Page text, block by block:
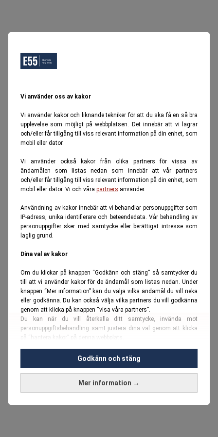
Vi använder oss av kakor
Vi använder kakor och liknande tekniker för att du ska få en så bra
upplevelse som möjligt på webbplatsen. Det innebär att vi lagrar
och/eller får tillgång till viss relevant information på din enhet, som
mobil eller dator.
Vi använder också kakor från olika partners för vissa av
ändamålen som listas nedan som innebär att vår partners
och/eller får tillgång till viss relevant information på din enhet, som
mobil eller dator. Vi och våra partners använder.
Användning av kakor innebär att vi behandlar personuppgifter som
IP-adress, unika identifierare och beteendedata. Vår behandling av
personuppgifter sker med samtycke eller berättigat intresse som
laglig grund.
Dina val av kakor
Om du klickar på knappen “Godkänn och stäng” så samtycker du
till att vi använder kakor för de ändamål som listas nedan. Under
knappen “Mer information” kan du välja vilka ändamål du vill neka
eller godkänna. Du kan också välja vilka partners du vill godkänna
genom att klicka på knappen “visa våra partners”.
Du kan när du vill återkalla ditt samtycke, invända mot
personuppgiftsbehandling samt justera dina val genom att klicka
på “hantera kakor” på denna webbplats.
Du kan fördjupa dig ytterligare i vårcookie-policy
Vi använder kakor och personuppgifter för dessa syften:
Nödvändiga cookies och liknande tekniker, anpassning av
Mer information →
Godkänn och stäng
Oops, Ett fel inträffade.